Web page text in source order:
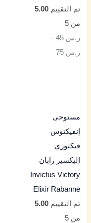
تم التقييم5.00
من 5
ر.س 45
–
ر.س 75
مستوحى
إنفيكتوس
فيكتوري
إليكسير رابان
Invictus Victory
Elixir Rabanne
تم التقييم5.00
من 5